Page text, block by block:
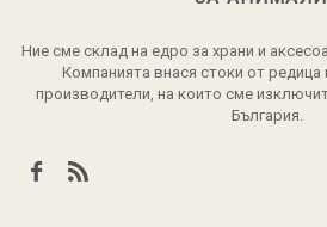
Ние сме склад на едро за храни и
Компанията внася стоки от
производители, на които сме
България.